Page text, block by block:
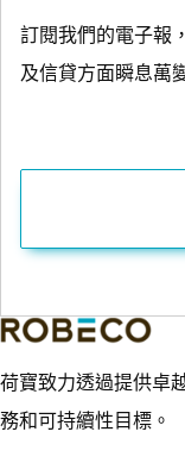
訂閱我們的電子報
及信貸方面瞬息萬
荷寶致力透過提供卓
務和可持續性目標。